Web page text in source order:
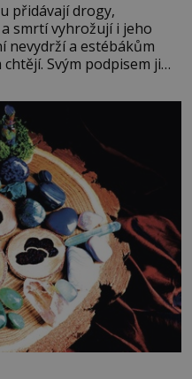
přidávají drogy,
smrtí vyhrožují i jeho
nevydrží a estébákům
Svým podpisem jim
brněnského řezníka